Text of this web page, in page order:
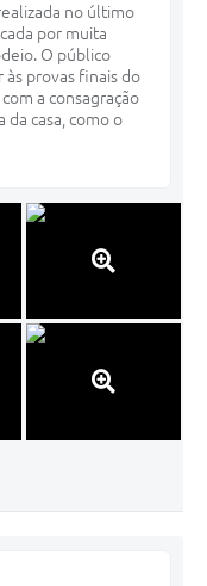
no último
por muita
O público
provas finais do
a consagração
casa, como o